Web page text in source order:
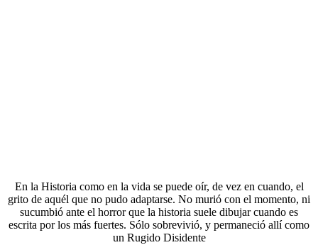
En la Historia como en la vida se puede oír, de vez en cuando, el
grito de aquél que no pudo adaptarse. No murió con el momento, ni
sucumbió ante el horror que la historia suele dibujar cuando es
escrita por los más fuertes. Sólo sobrevivió, y permaneció allí como
un Rugido Disidente